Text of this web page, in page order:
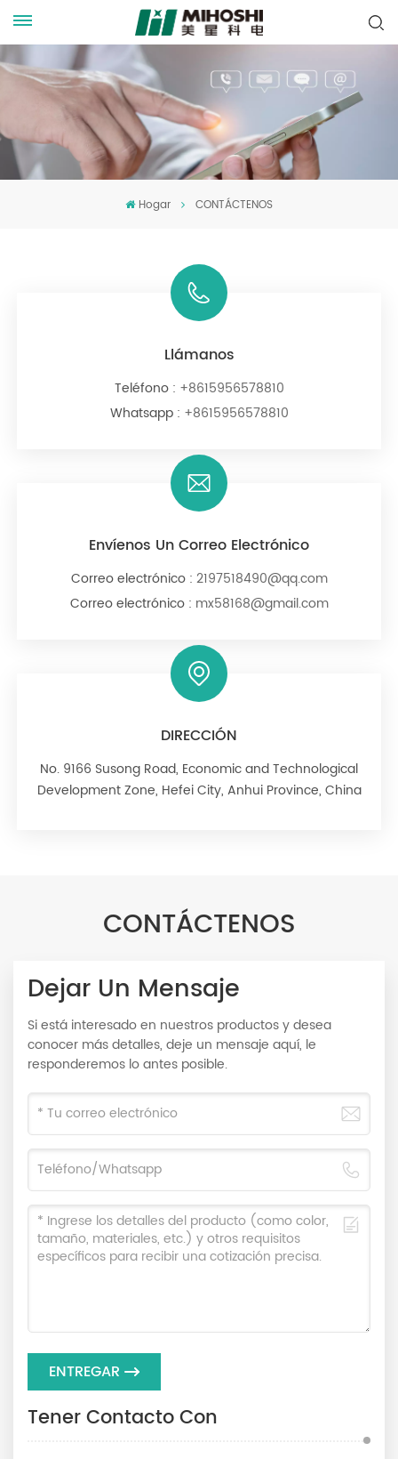
Hogar CONTÁCTENOS
Llámanos
Teléfono : +8615956578810
Whatsapp : +8615956578810
Envíenos Un Correo Electrónico
Correo electrónico : 2197518490@qq.com
Correo electrónico : mx58168@gmail.com
DIRECCIÓN
No. 9166 Susong Road, Economic and Technological
Development Zone, Hefei City, Anhui Province, China
CONTÁCTENOS
Dejar Un Mensaje
Si está interesado en nuestros productos y desea
conocer más detalles, deje un mensaje aquí, le
responderemos lo antes posible.
ENTREGAR
Tener Contacto Con